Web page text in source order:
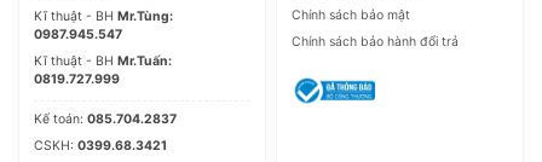
Kĩ thuật - BH Mr.Tùng:
0987.945.547
Kĩ thuật - BH Mr.Tuấn:
0819.727.999
Kế toán: 085.704.2837
CSKH: 0399.68.3421
Chính sách bảo mật
Chính sách bảo hành đổi trả